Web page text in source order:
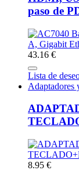
paso de
43.16 €
Lista de
Adaptadores
8.95 €